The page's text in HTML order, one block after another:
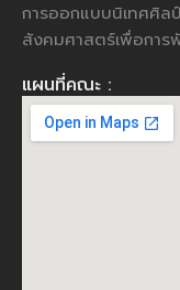
การออกแบบนิเทศศิลป์
สังคมศาสตร์เพื่อกา
แผนที่คณะ :